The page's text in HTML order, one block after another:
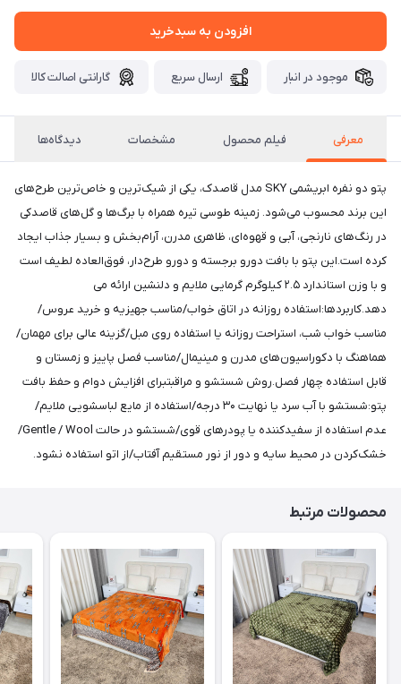
افزودن به سبدخرید
موجود در انبار ارسال سریع گارانتی اصالت کالا
معرفی فیلم محصول مشخصات دیدگاه‌ها
پتو دو نفره ابریشمی SKY مدل قاصدک، یکی از شیک‌ترین و خاص‌ترین طرح‌های
این برند محسوب می‌شود. زمینه طوسی تیره همراه با برگ‌ها و گل‌های قاصدکی
در رنگ‌های نارنجی، آبی و قهوه‌ای، ظاهری مدرن، آرام‌بخش و بسیار جذاب ایجاد
کرده است.این پتو با بافت دورو برجسته و دورو طرح‌دار، فوق‌العاده لطیف است
و با وزن استاندارد ۲.۵ کیلوگرم گرمایی ملایم و دلنشین ارائه می
دهد.کاربردها:استفاده روزانه در اتاق خواب/مناسب جهیزیه و خرید عروس/
مناسب خواب شب، استراحت روزانه یا استفاده روی مبل/گزینه عالی برای مهمان/
هماهنگ با دکوراسیون‌های مدرن و مینیمال/مناسب فصل پاییز و زمستان و
قابل استفاده چهار فصل.روش شستشو و مراقبتبرای افزایش دوام و حفظ بافت
پتو:شستشو با آب سرد یا نهایت ۳۰ درجه/استفاده از مایع لباسشویی ملایم/
عدم استفاده از سفیدکننده یا پودرهای قوی/شستشو در حالت Gentle / Wool/
خشک‌کردن در محیط سایه و دور از نور مستقیم آفتاب/از اتو استفاده نشود.
محصولات مرتبط